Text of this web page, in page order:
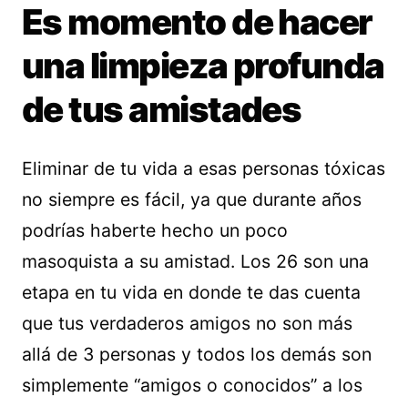
Es momento de hacer
una limpieza profunda
de tus amistades
Eliminar de tu vida a esas personas tóxicas
no siempre es fácil, ya que durante años
podrías haberte hecho un poco
masoquista a su amistad. Los 26 son una
etapa en tu vida en donde te das cuenta
que tus verdaderos amigos no son más
allá de 3 personas y todos los demás son
simplemente “amigos o conocidos” a los